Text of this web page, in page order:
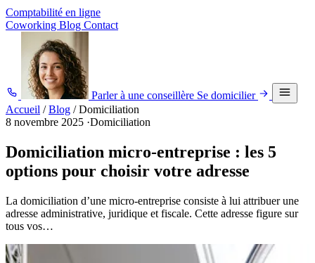
Comptabilité en ligne
Coworking Blog Contact
Parler à une conseillère Se domicilier
Accueil / Blog / Domiciliation
8 novembre 2025 ·Domiciliation
Domiciliation micro-entreprise : les 5
options pour choisir votre adresse
La domiciliation d’une micro-entreprise consiste à lui attribuer une
adresse administrative, juridique et fiscale. Cette adresse figure sur
tous vos…